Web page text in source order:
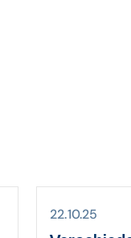
22.10.25